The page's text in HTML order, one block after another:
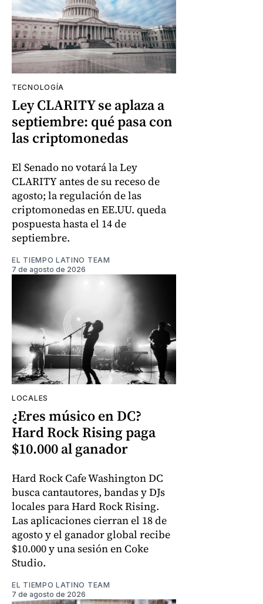
TECNOLOGÍA
Ley CLARITY se aplaza a
septiembre: qué pasa con
las criptomonedas
El Senado no votará la Ley
CLARITY antes de su receso de
agosto; la regulación de las
criptomonedas en EE.UU. queda
pospuesta hasta el 14 de
septiembre.
EL TIEMPO LATINO TEAM
7 de agosto de 2026
LOCALES
¿Eres músico en DC?
Hard Rock Rising paga
$10.000 al ganador
Hard Rock Cafe Washington DC
busca cantautores, bandas y DJs
locales para Hard Rock Rising.
Las aplicaciones cierran el 18 de
agosto y el ganador global recibe
$10.000 y una sesión en Coke
Studio.
EL TIEMPO LATINO TEAM
7 de agosto de 2026